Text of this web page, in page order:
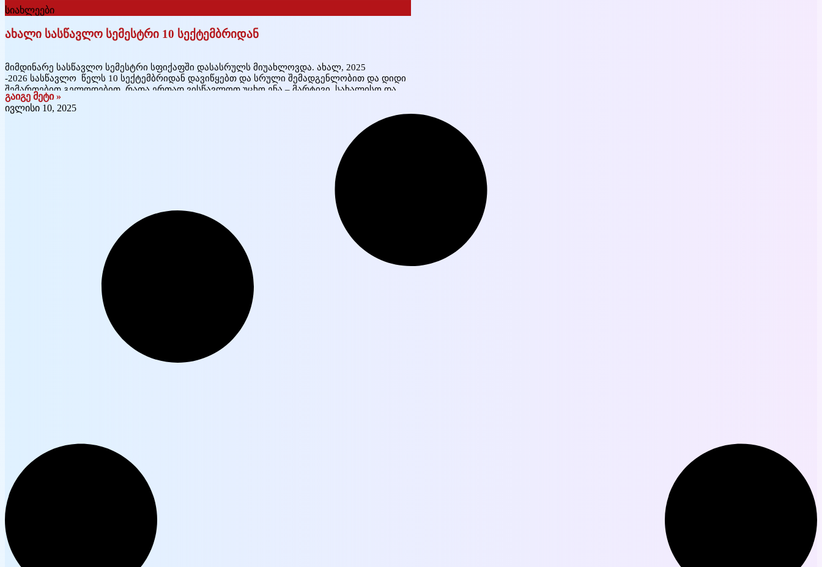
სიახლეები
ახალი სასწავლო სემესტრი 10 სექტემბრიდან
მიმდინარე სასწავლო სემესტრი სფიქაფში დასასრულს მიუახლოვდა. ახალ, 2025
-2026 სასწავლო წელს 10 სექტემბრიდან დავიწყებთ და სრული შემადგენლობით და დიდი
შემართებით გელოდებით, რათა ერთად ვისწავლოთ უცხო ენა – მარტივი, სახალისო და
ინტერაქტიული მეთოდების გამოყენებით. ჩვენი კურსები განკუთვნილია როგორც
ბავშვებისთვის, ასევე ზრდასრულებისთვის. სწავლას ვიწყებთ ნულოვანი დონიდან და
გაიგე მეტი »
ივლისი 10, 2025